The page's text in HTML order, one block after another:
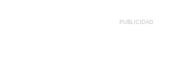
PUBLICIDAD